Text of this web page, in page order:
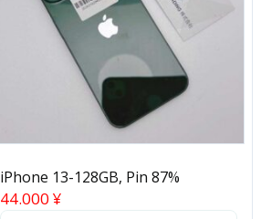
iPhone 13-128GB, Pin 87%
44.000 ¥